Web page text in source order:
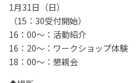
1月31日（日）
（15：30受付開始）
16：00〜：活動紹介
16：20～：ワークショップ体験
18：00〜：懇親会